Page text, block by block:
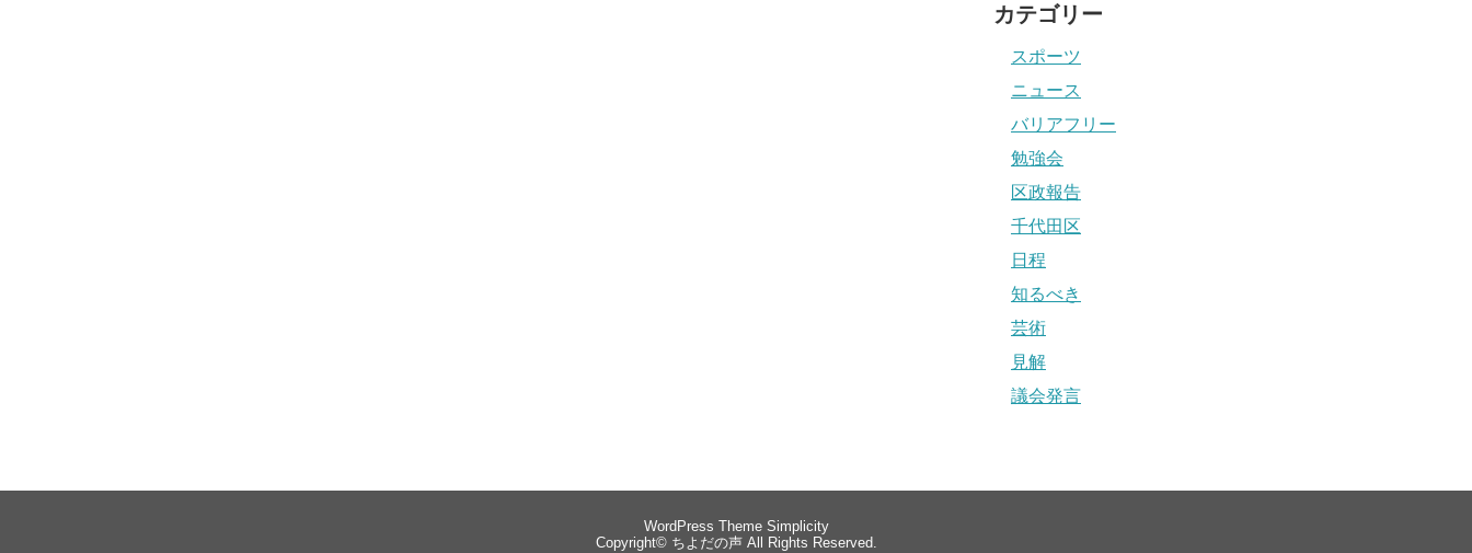
カテゴリー
スポーツ
ニュース
バリアフリー
勉強会
区政報告
千代田区
日程
知るべき
芸術
見解
議会発言
WordPress Theme Simplicity
Copyright© ちよだの声All Rights Reserved.